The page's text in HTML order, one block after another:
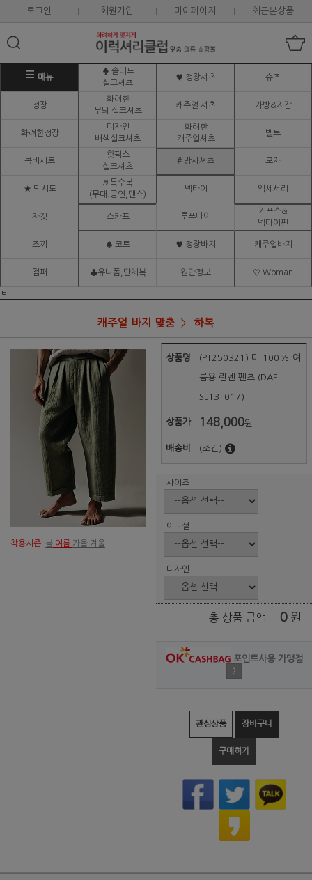
로그인 회원가입 마이페이지 최근본상품
메뉴
♠ 솔리드
실크셔츠
♥ 정장셔츠 슈즈
정장
화려한
무늬 실크셔츠
캐주얼 셔츠 가방&지갑
화려한정장
디자인
배색실크셔츠
화려한
캐주얼셔츠
벨트
콤비세트
핫픽스
실크셔츠
# 망사셔츠 모자
★ 턱시도
♬ 특수복
(무대.공연,댄스)
넥타이 액세서리
자켓 스카프 루프타이
커프스&
넥타이핀
조끼 ♠ 코트 ♥ 정장바지 캐주얼바지
점퍼 ♣유니폼,단체복 원단정보 ♡ Woman
ㅌ
캐주얼 바지 맞춤 하복
착용시즌: 봄 여름 가을 겨울
상품명 (PT250321) 마 100% 여
름용 린넨 팬츠 (DAEIL
SL13_017)
상품가 148,000원
배송비 (조건)
사이즈
이니셜
디자인
총 상품 금액 0 원
포인트사용 가맹점
?
관심상품 장바구니
구매하기